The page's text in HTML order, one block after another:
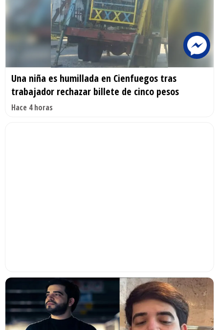
Una niña es humillada en Cienfuegos tras
trabajador rechazar billete de cinco pesos
Hace 4 horas